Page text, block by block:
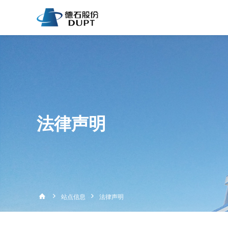
  站点信息  法律声明
法律声明